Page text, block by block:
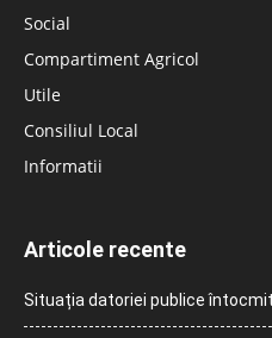
Social
Compartiment Agricol
Utile
Consiliul Local
Informatii
Articole recente
Situația datoriei publice